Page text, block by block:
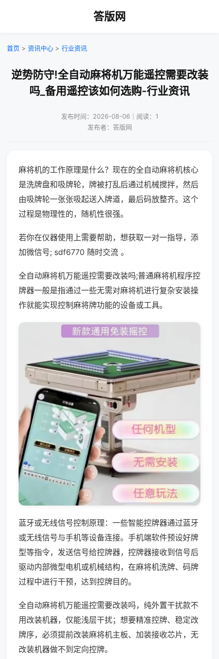
答版网
首页 > 资讯中心 > 行业资讯
逆势防守!全自动麻将机万能遥控需要改装
吗_备用遥控该如何选购-行业资讯
发布时间：2026-08-06｜阅读：1
发布者：答版网
麻将机的工作原理是什么？现在的全自动麻将机核心
是洗牌盘和吸牌轮，牌被打乱后通过机械搅拌，然后
由吸牌轮一张张吸起送入牌道，最后码放整齐。这个
过程是物理性的，随机性很强。
若你在仪器使用上需要帮助，想获取一对一指导，添
加微信号; sdf6770 随时交流 。
全自动麻将机万能遥控需要改装吗;普通麻将机程序控
牌器一般是指通过一些无需对麻将机进行复杂安装操
作就能实现控制麻将牌功能的设备或工具。
蓝牙或无线信号控制原理：一些智能控牌器通过蓝牙
或无线信号与手机等设备连接。手机端软件预设好牌
型等指令，发送信号给控牌器，控牌器接收到信号后
驱动内部微型电机或机械结构，在麻将机洗牌、码牌
过程中进行干预，达到控牌目的。
全自动麻将机万能遥控需要改装吗，纯外置干扰款不
用改装机器，仅能浅层干扰；想要精准控牌、稳定改
牌序，必须提前改装麻将机主板、加装接收芯片，无
改装机器做不到定向控牌。